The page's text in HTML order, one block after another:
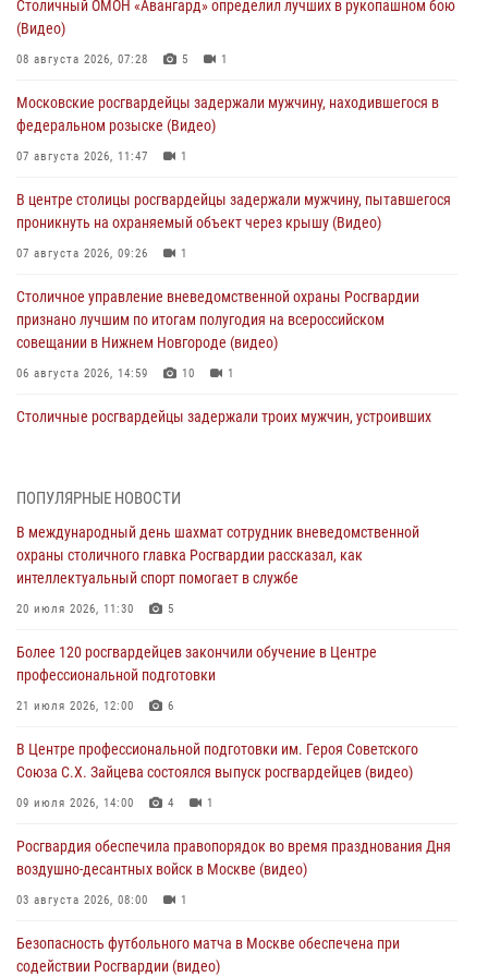
Столичный ОМОН «Авангард» определил лучших в рукопашном бою
(Видео)
08 августа 2026, 07:28 5 1
Московские росгвардейцы задержали мужчину, находившегося в
федеральном розыске (Видео)
07 августа 2026, 11:47 1
В центре столицы росгвардейцы задержали мужчину, пытавшегося
проникнуть на охраняемый объект через крышу (Видео)
07 августа 2026, 09:26 1
Столичное управление вневедомственной охраны Росгвардии
признано лучшим по итогам полугодия на всероссийском
совещании в Нижнем Новгороде (видео)
06 августа 2026, 14:59 10 1
Столичные росгвардейцы задержали троих мужчин, устроивших
матче в Москве обеспечила Росгвардия (видео)
06 августа 2026, 08:30
Столичные росгвардейцы задержали мужчину, устроившего дебош
05 августа 2026, 12:39
Московские росгвардейцы обеспечили безопасность проведения
05 августа 2026, 12:35
Делегация МВД Республики Беларусь ознакомилась с передовыми
04 августа 2026, 18:16 5
ПОПУЛЯРНЫЕ НОВОСТИ
В международный день шахмат сотрудник вневедомственной
охраны столичного главка Росгвардии рассказал, как
интеллектуальный спорт помогает в службе
20 июля 2026, 11:30 5
Более 120 росгвардейцев закончили обучение в Центре
профессиональной подготовки
21 июля 2026, 12:00 6
В Центре профессиональной подготовки им. Героя Советского
Союза С.Х. Зайцева состоялся выпуск росгвардейцев (видео)
09 июля 2026, 14:00 4 1
Росгвардия обеспечила правопорядок во время празднования Дня
воздушно-десантных войск в Москве (видео)
03 августа 2026, 08:00 1
Безопасность футбольного матча в Москве обеспечена при
содействии Росгвардии (видео)